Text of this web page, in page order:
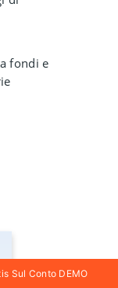
fondi e
Sul Conto DEMO